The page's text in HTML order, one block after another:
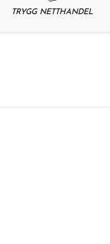
TRYGG NETTHANDEL